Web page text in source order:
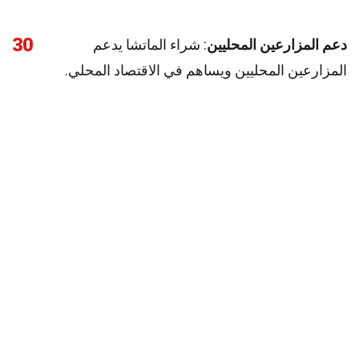
30 دعم المزارعين المحليين: شراء الماتشا يدعم
المزارعين المحليين ويساهم في الاقتصاد المحلي.